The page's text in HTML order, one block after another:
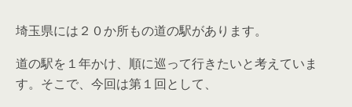
埼玉県には２０か所もの道の駅があります。
道の駅を１年かけ、順に巡って行きたいと考えていま
す。そこで、今回は第１回として、